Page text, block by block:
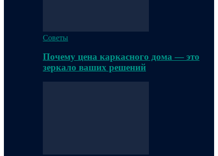
Советы
Почему цена каркасного дома — это
зеркало ваших решений